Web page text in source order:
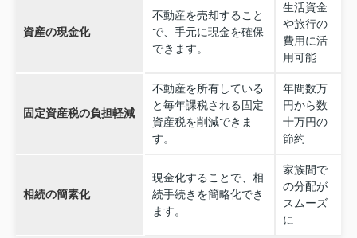
資産の現金化
不動産を売却すること
で、手元に現金を確保
できます。
生活資金
や旅行の
費用に活
用可能
固定資産税の負担軽減
不動産を所有している
と毎年課税される固定
資産税を削減できま
す。
年間数万
円から数
十万円の
節約
相続の簡素化
現金化することで、相
続手続きを簡略化でき
ます。
家族間で
の分配が
スムーズ
に